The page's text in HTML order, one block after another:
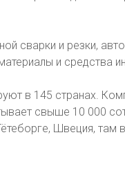
сварки и резки,
и средства
в 145 странах.
свыше 10 000
Швеция, там